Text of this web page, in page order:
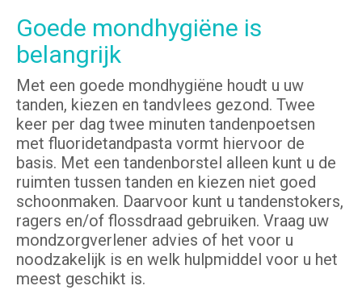
Goede mondhygiëne is
belangrijk
Met een goede mondhygiëne houdt u uw
tanden, kiezen en tandvlees gezond. Twee
keer per dag twee minuten tandenpoetsen
met fluoridetandpasta vormt hiervoor de
basis. Met een tandenborstel alleen kunt u de
ruimten tussen tanden en kiezen niet goed
schoonmaken. Daarvoor kunt u tandenstokers,
ragers en/of flossdraad gebruiken. Vraag uw
mondzorgverlener advies of het voor u
noodzakelijk is en welk hulpmiddel voor u het
meest geschikt is.